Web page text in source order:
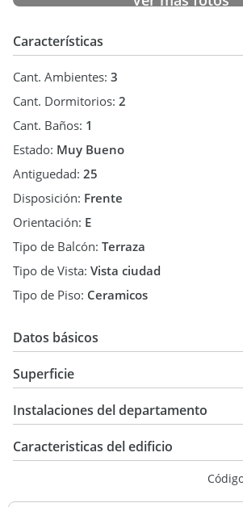
Características
Cant. Ambientes: 3
Cant. Dormitorios: 2
Cant. Baños: 1
Estado: Muy Bueno
Antiguedad: 25
Disposición: Frente
Orientación: E
Tipo de Balcón: Terraza
Tipo de Vista: Vista ciudad
Tipo de Piso: Ceramicos
Datos básicos
Venta
USD 199.000
Superficie
18 m2
86 m2
Instalaciones del departamento
Caracteristicas del edificio